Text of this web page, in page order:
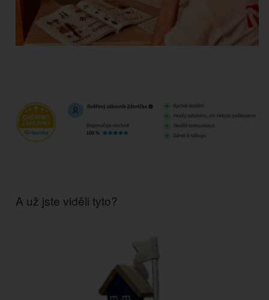
A už jste viděli tyto?